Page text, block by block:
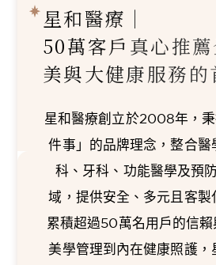
星和醫療｜
50萬客戶真心推薦
美與大健康服務的
星和醫療創立於2008年，
件事」的品牌理念，整合醫
科、牙科、功能醫學及預
域，提供安全、多元且客製
累積超過50萬名用戶的信
美學管理到內在健康照護，